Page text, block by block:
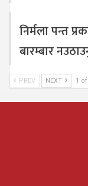
निर्मला पन्त
बारम्बार
PREV NEXT 1